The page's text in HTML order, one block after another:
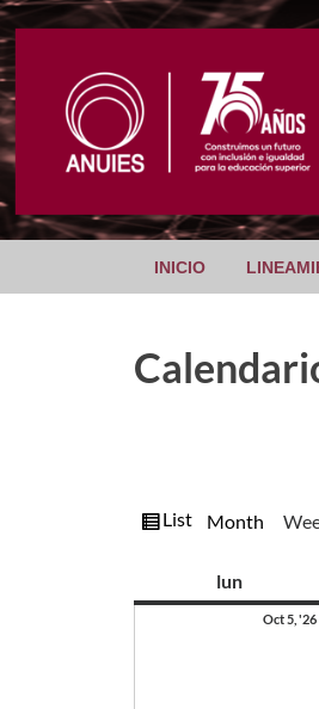
INICIO
View
List Month
lun
Oct 5, '26